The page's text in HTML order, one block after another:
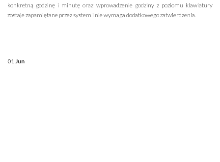
konkretną godzinę i minutę oraz wprowadzenie godziny z poziomu klawiatury
zostaje zapamiętane przez system i nie wymaga dodatkowego zatwierdzenia.
01Jun